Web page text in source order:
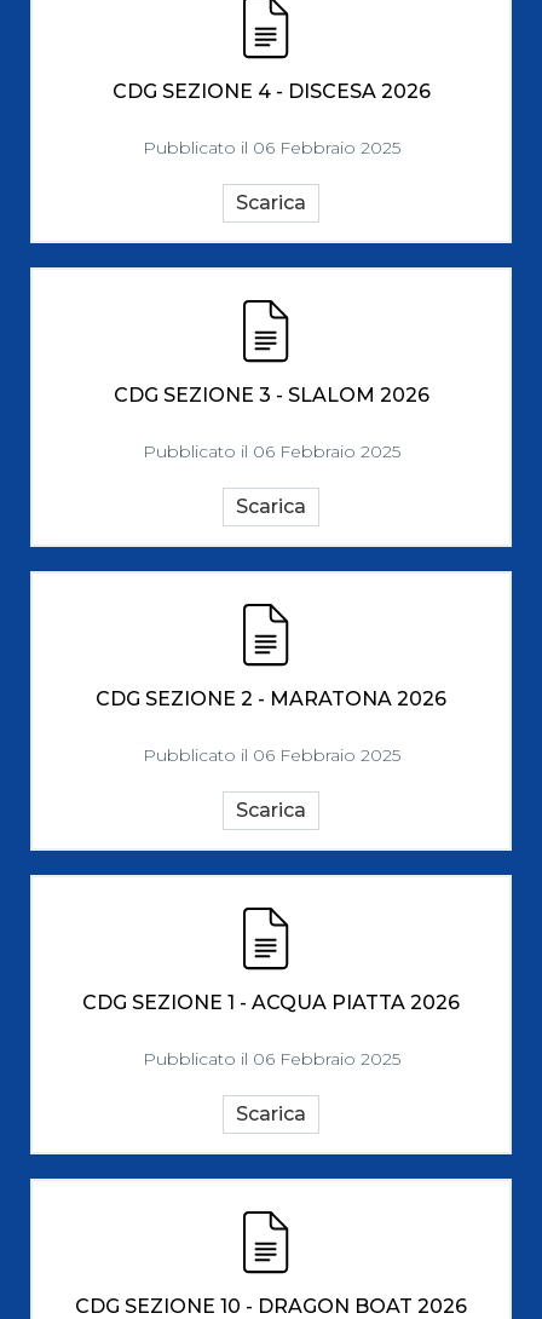
CDG SEZIONE 4 - DISCESA 2026
Pubblicato il 06 Febbraio 2025
Scarica
CDG SEZIONE 3 - SLALOM 2026
Pubblicato il 06 Febbraio 2025
Scarica
CDG SEZIONE 2 - MARATONA 2026
Pubblicato il 06 Febbraio 2025
Scarica
CDG SEZIONE 1 - ACQUA PIATTA 2026
Pubblicato il 06 Febbraio 2025
Scarica
CDG SEZIONE 10 - DRAGON BOAT 2026